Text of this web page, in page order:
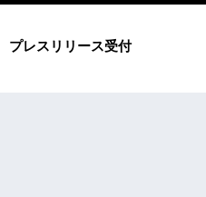
プレスリリース受付